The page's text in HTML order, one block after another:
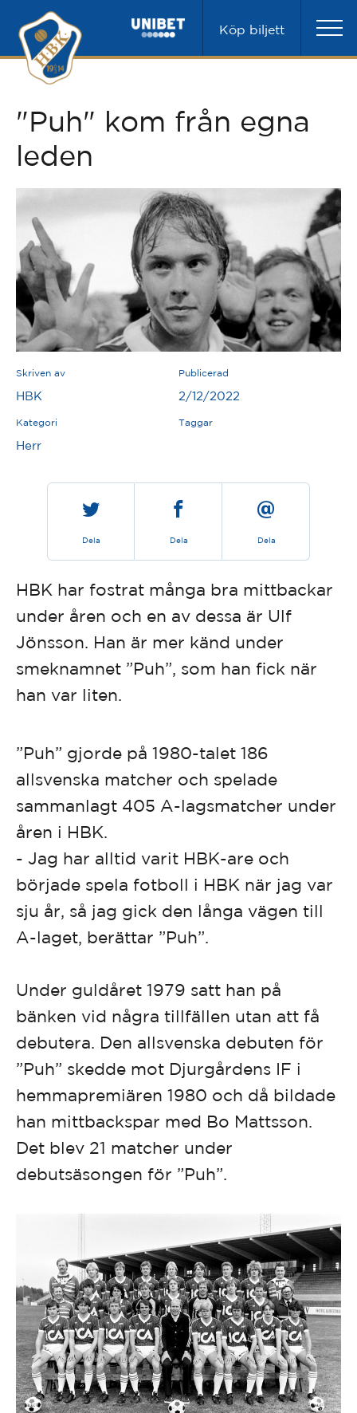
Köp biljett
"Puh" kom från egna
leden
Skriven av
HBK
Publicerad
2/12/2022
Kategori
Herr
Taggar
Dela Dela Dela
HBK har fostrat många bra mittbackar
under åren och en av dessa är Ulf
Jönsson. Han är mer känd under
smeknamnet ”Puh”, som han fick när
han var liten.
”Puh” gjorde på 1980-talet 186
allsvenska matcher och spelade
sammanlagt 405 A-lagsmatcher under
åren i HBK.
- Jag har alltid varit HBK-are och
började spela fotboll i HBK när jag var
sju år, så jag gick den långa vägen till
A-laget, berättar ”Puh”.
Under guldåret 1979 satt han på
bänken vid några tillfällen utan att få
debutera. Den allsvenska debuten för
”Puh” skedde mot Djurgårdens IF i
hemmapremiären 1980 och då bildade
han mittbackspar med Bo Mattsson.
Det blev 21 matcher under
debutsäsongen för ”Puh”.